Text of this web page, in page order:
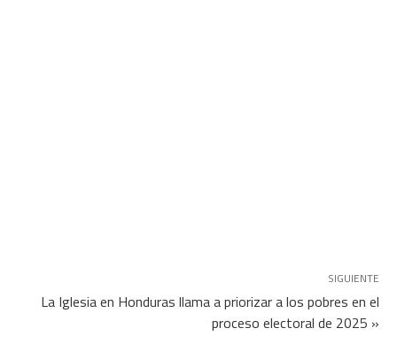
SIGUIENTE
La Iglesia en Honduras llama a priorizar a los pobres en el
proceso electoral de 2025 »